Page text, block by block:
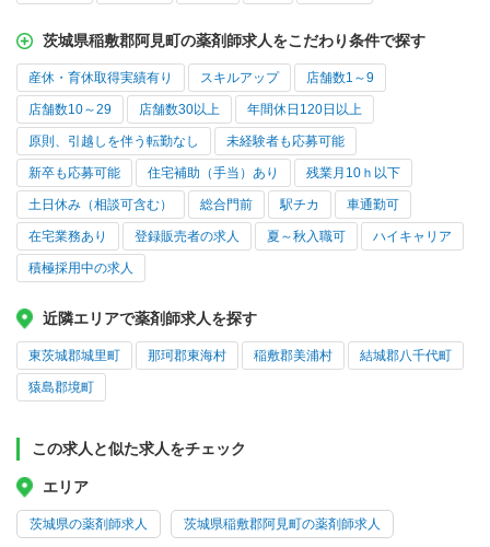
茨城県稲敷郡阿見町の薬剤師求人をこだわり条件で探す
産休・育休取得実績有り スキルアップ 店舗数1～9
店舗数10～29 店舗数30以上 年間休日120日以上
原則、引越しを伴う転勤なし 未経験者も応募可能
新卒も応募可能 住宅補助（手当）あり 残業月10ｈ以下
土日休み（相談可含む） 総合門前 駅チカ 車通勤可
在宅業務あり 登録販売者の求人 夏～秋入職可 ハイキャリア
積極採用中の求人
近隣エリアで薬剤師求人を探す
東茨城郡城里町 那珂郡東海村 稲敷郡美浦村 結城郡八千代町
猿島郡境町
この求人と似た求人をチェック
エリア
茨城県の薬剤師求人 茨城県稲敷郡阿見町の薬剤師求人